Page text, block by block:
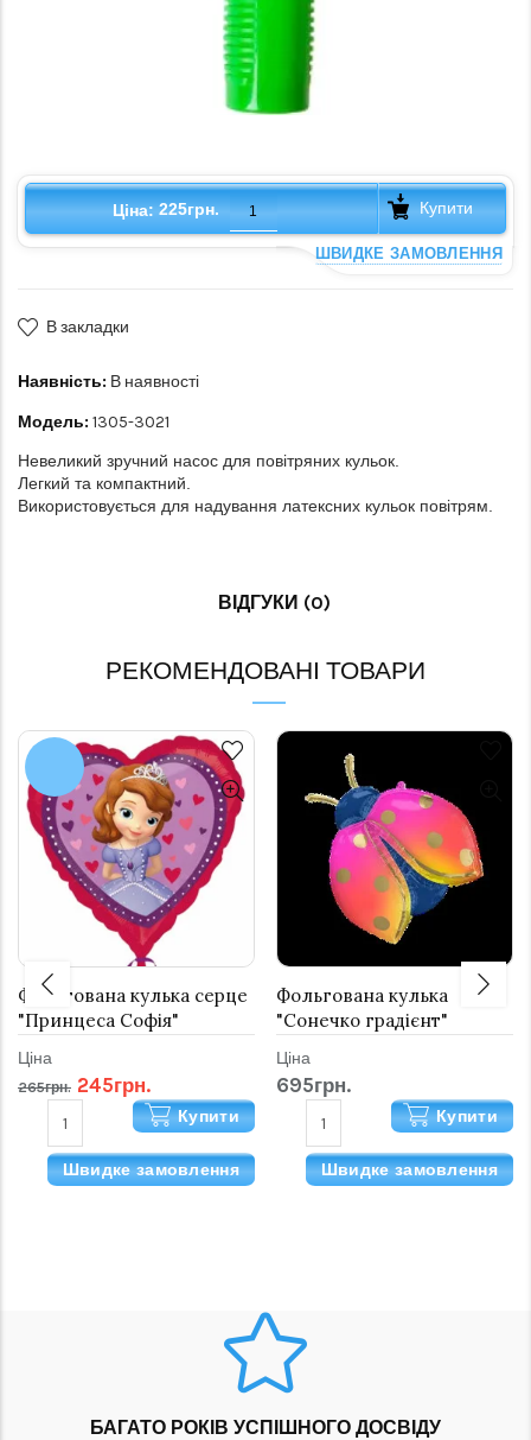
Ціна: 225грн. Купити
ШВИДКЕ ЗАМОВЛЕННЯ
В закладки
Наявність: В наявності
Модель: 1305-3021
Невеликий зручний насос для повітряних кульок.
Легкий та компактний.
Використовується для надування латексних кульок повітрям.
ВІДГУКИ (0)
РЕКОМЕНДОВАНІ ТОВАРИ
Фольгована кулька серце
"Принцеса Софія"
Ціна
265грн. 245грн.
Купити
Швидке замовлення
Фольгована кулька
"Сонечко градієнт"
Ціна
695грн.
Купити
Швидке замовлення
БАГАТО РОКІВ УСПІШНОГО ДОСВІДУ